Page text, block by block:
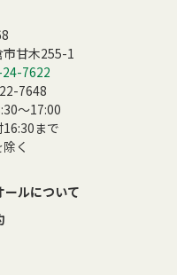
甘木255-1
7622
7648
〜17:00
まで
除く
ールについて